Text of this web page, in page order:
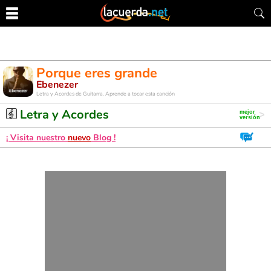
Porque eres grande
Ebenezer
Letra y Acordes de Guitarra. Aprende a tocar esta canción
Letra y Acordes
¡ Visita nuestro nuevo Blog !